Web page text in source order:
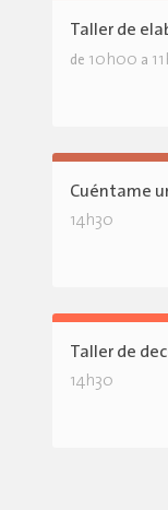
Taller de
de 10h00 a
Cuéntame
14h30
Taller de
14h30